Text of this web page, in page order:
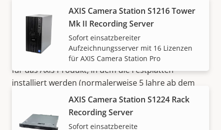
können. Des Weiteren verfügen Enterprise-
Festplatten über die längere Gewährleistung auf
Hardware und bieten somit entweder eine 1-jährige
eingeschränkte Gewährleistung auf Hardware oder
für die verbleibende Restdauer die Gewährleistung
für das Axis Produkt, in dem die Festplatten
installiert werden (normalerweise 5 Jahre ab dem
AXIS Camera Station S1216 Tower
Mk II Recording Server
Sofort einsatzbereiter
Aufzeichnungsserver mit 16 Lizenzen
für AXIS Camera Station Pro
AXIS Camera Station S1224 Rack
Recording Server
Sofort einsatzbereite